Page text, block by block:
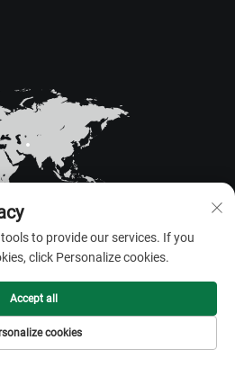
—
Adatvédelmi irányelvek
to provide our services. If you
click Personalize cookies.
cookies
Accept all